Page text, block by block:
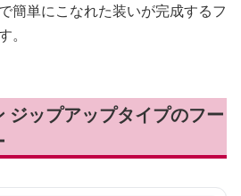
簡単にこなれた装いが完成するフ
。
ジップアップタイプのフー